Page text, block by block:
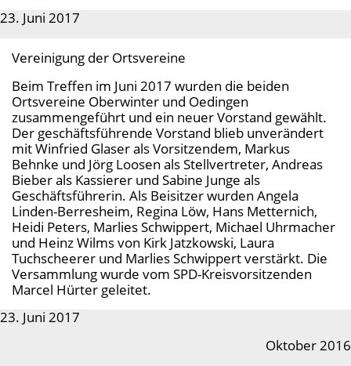
23. Juni 2017
Vereinigung der Ortsvereine
Beim Treffen im Juni 2017 wurden die beiden
Ortsvereine Oberwinter und Oedingen
zusammengeführt und ein neuer Vorstand gewählt.
Der geschäftsführende Vorstand blieb unverändert
mit Winfried Glaser als Vorsitzendem, Markus
Behnke und Jörg Loosen als Stellvertreter, Andreas
Bieber als Kassierer und Sabine Junge als
Geschäftsführerin. Als Beisitzer wurden Angela
Linden-Berresheim, Regina Löw, Hans Metternich,
Heidi Peters, Marlies Schwippert, Michael Uhrmacher
und Heinz Wilms von Kirk Jatzkowski, Laura
Tuchscheerer und Marlies Schwippert verstärkt. Die
Versammlung wurde vom SPD-Kreisvorsitzenden
Marcel Hürter geleitet.
23. Juni 2017
Oktober 2016